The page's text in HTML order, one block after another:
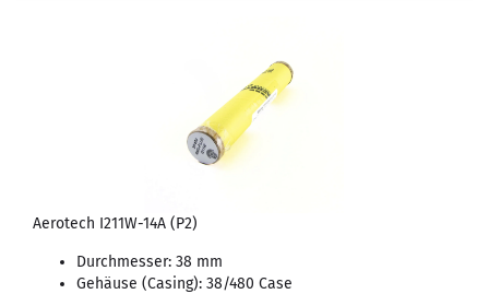
Aerotech I211W-14A (P2)
Durchmesser: 38 mm
Gehäuse (Casing): 38/480 Case